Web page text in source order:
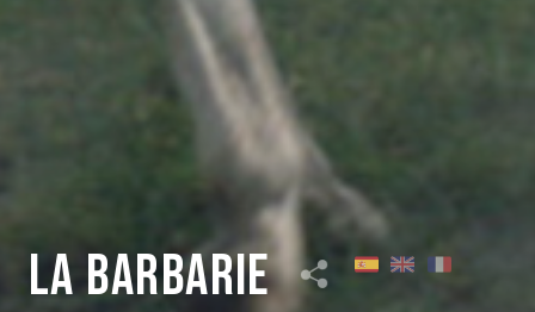
La Barbarie